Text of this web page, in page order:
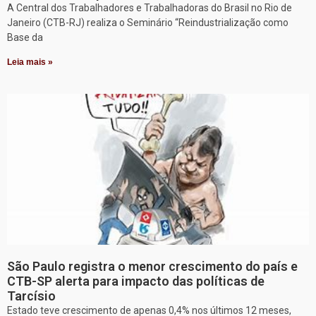
A Central dos Trabalhadores e Trabalhadoras do Brasil no Rio de
Janeiro (CTB-RJ) realiza o Seminário “Reindustrialização como
Base da
Leia mais »
São Paulo registra o menor crescimento do país e
CTB-SP alerta para impacto das políticas de
Tarcísio
Estado teve crescimento de apenas 0,4% nos últimos 12 meses,